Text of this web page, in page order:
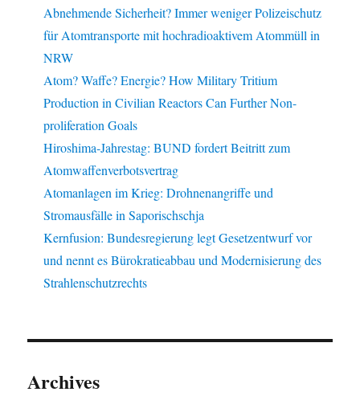
Abnehmende Sicherheit? Immer weniger Polizeischutz
für Atomtransporte mit hochradioaktivem Atommüll in
NRW
Atom? Waffe? Energie? How Military Tritium
Production in Civilian Reactors Can Further Non-
proliferation Goals
Hiroshima-Jahrestag: BUND fordert Beitritt zum
Atomwaffenverbotsvertrag
Atomanlagen im Krieg: Drohnenangriffe und
Stromausfälle in Saporischschja
Kernfusion: Bundesregierung legt Gesetzentwurf vor
und nennt es Bürokratieabbau und Modernisierung des
Strahlenschutzrechts
Archives